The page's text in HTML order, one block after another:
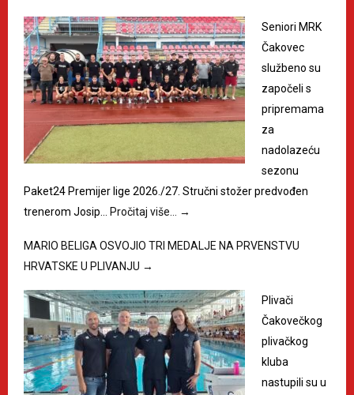
Seniori MRK
Čakovec
službeno su
započeli s
pripremama
za
nadolazeću
sezonu
Paket24 Premijer lige 2026./27. Stručni stožer predvođen
trenerom Josip…
Pročitaj više… →
MARIO BELIGA OSVOJIO TRI MEDALJE NA PRVENSTVU
HRVATSKE U PLIVANJU →
Plivači
Čakovečkog
plivačkog
kluba
nastupili su u